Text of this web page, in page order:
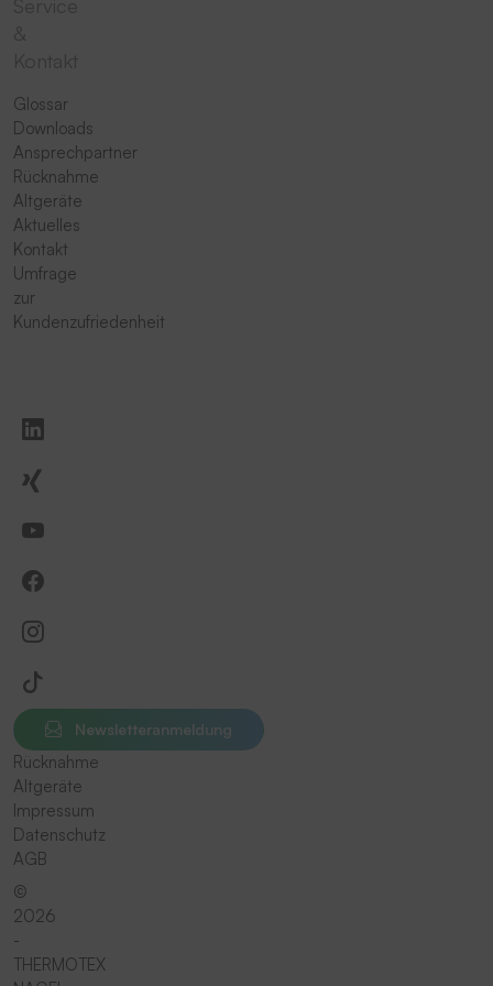
Glossar
Downloads
Ansprechpartner
Rücknahme
Altgeräte
Aktuelles
Kontakt
Umfrage
zur
Kundenzufriedenheit
Newsletteranmeldung
Rücknahme
Altgeräte
Impressum
Datenschutz
AGB
©
2026
-
THERMOTEX